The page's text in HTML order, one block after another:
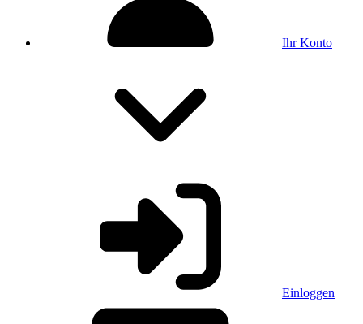
Ihr Konto
Einloggen